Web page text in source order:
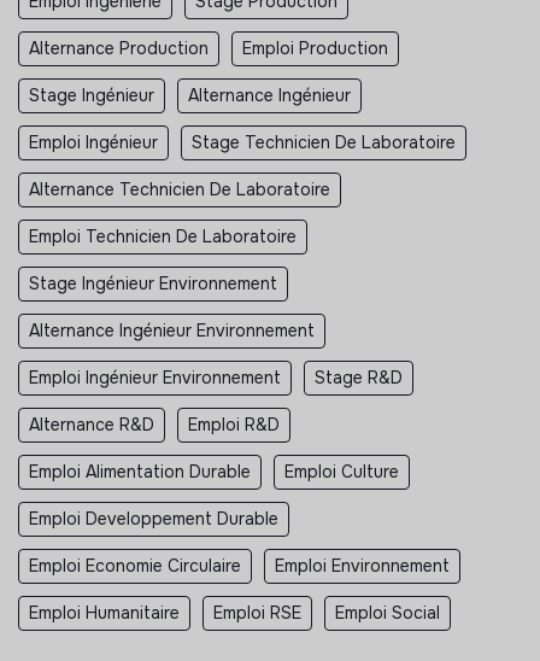
Alternance Production Emploi Production
Stage Ingénieur Alternance Ingénieur
Emploi Ingénieur Stage Technicien De Laboratoire
Alternance Technicien De Laboratoire
Emploi Technicien De Laboratoire
Stage Ingénieur Environnement
Alternance Ingénieur Environnement
Emploi Ingénieur Environnement Stage R&D
Alternance R&D Emploi R&D
Emploi Alimentation Durable Emploi Culture
Emploi Developpement Durable
Emploi Economie Circulaire Emploi Environnement
Emploi Humanitaire Emploi RSE Emploi Social